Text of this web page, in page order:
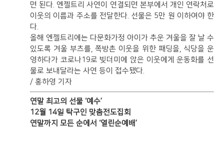
면 된다. 엔젤트리 사연이 연결되면 본부에서 개인 연락처로
이웃의 이름과 주소를 전달한다. 선물은 5만 원 이하여야 한
다.
올해 엔젤트리에는 다문화가정 아이가 추운 겨울을 잘 날 수
있도록 겨울 부츠를, 쪽방촌 이웃을 위한 패딩을, 식당을 운
영하다가 코로나19로 빚더미에 앉은 이웃에게 운동화를 선
물로 보내달라는 사연 등이 접수됐다.
/ 홍하영 기자
연말 최고의 선물 ‘예수’
12월 14일 탁구인 맞춤전도집회
연말까지 모든 순에서 ‘열린순예배’